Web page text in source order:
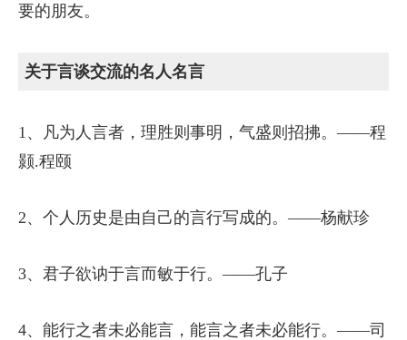
要的朋友。
关于言谈交流的名人名言
1、凡为人言者，理胜则事明，气盛则招拂。——程
颢.程颐
2、个人历史是由自己的言行写成的。——杨献珍
3、君子欲讷于言而敏于行。——孔子
4、能行之者未必能言，能言之者未必能行。——司